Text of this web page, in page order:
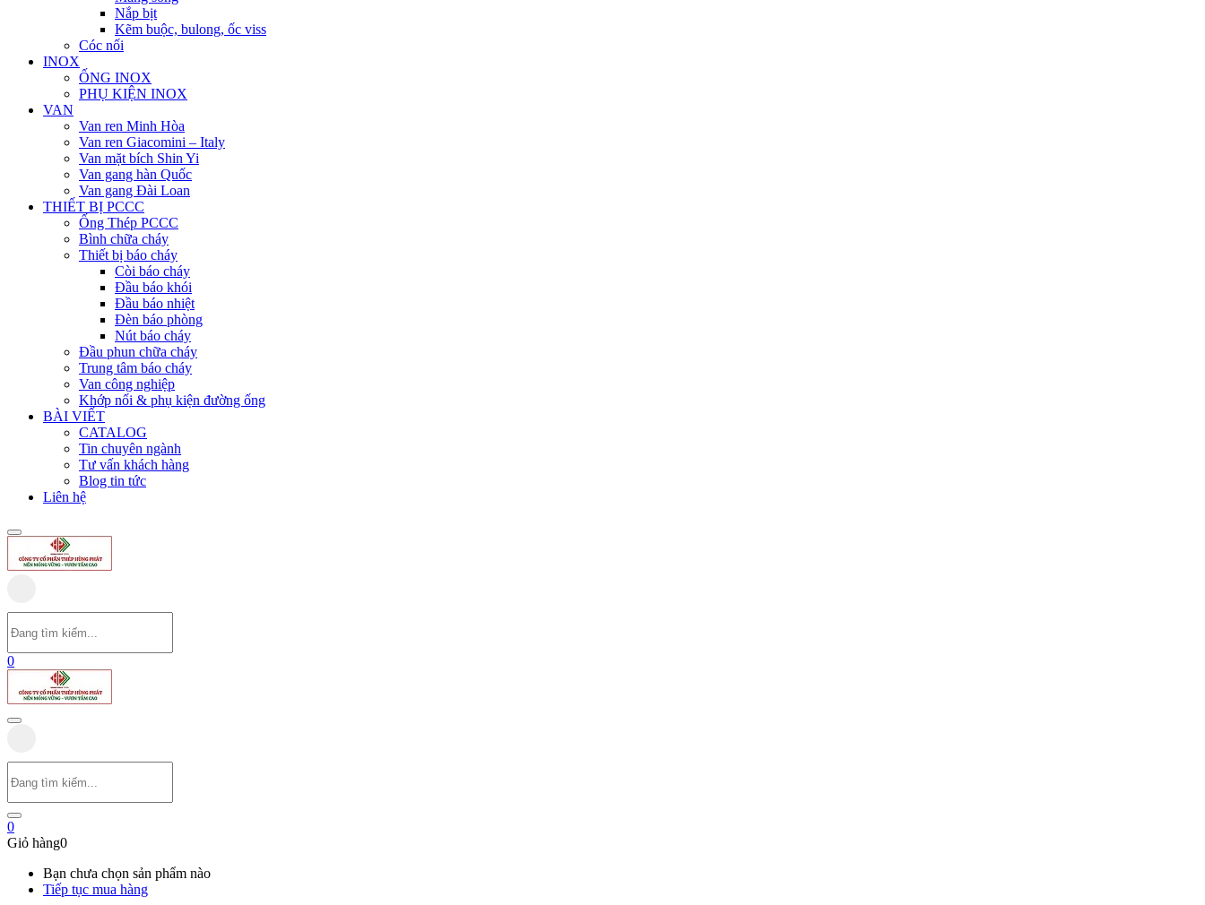
Nắp bịt
Kẽm buộc, bulong, ốc viss
Cóc nối
INOX
ỐNG INOX
PHỤ KIỆN INOX
VAN
Van ren Minh Hòa
Van ren Giacomini – Italy
Van mặt bích Shin Yi
Van gang hàn Quốc
Van gang Đài Loan
THIẾT BỊ PCCC
Ống Thép PCCC
Bình chữa cháy
Thiết bị báo cháy
Còi báo cháy
Đầu báo khói
Đầu báo nhiệt
Đèn báo phòng
Nút báo cháy
Đầu phun chữa cháy
Trung tâm báo cháy
Van công nghiệp
Khớp nối & phụ kiện đường ống
BÀI VIẾT
CATALOG
Tin chuyên ngành
Tư vấn khách hàng
Blog tin tức
Liên hệ
0
0
Giỏ hàng0
Bạn chưa chọn sản phẩm nào
Tiếp tục mua hàng